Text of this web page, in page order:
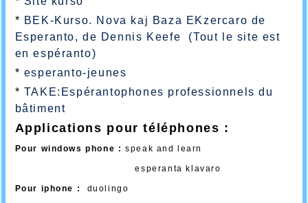
* BEK-Kurso. Nova kaj Baza EKzercaro de
Esperanto, de Dennis Keefe (Tout le site est
en espéranto)
* esperanto-jeunes
* TAKE:Espérantophones professionnels du
bâtiment
Applications pour téléphones :
Pour windows phone : speak and learn
esperanta klavaro
Pour iphone : duolingo